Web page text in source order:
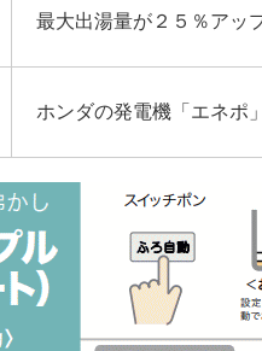
最大出湯量が２５％アッ
ホンダの発電機「エネポ